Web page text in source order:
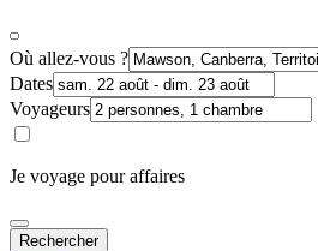
Où allez-vous ?
Dates
Voyageurs
Je voyage pour affaires
Rechercher